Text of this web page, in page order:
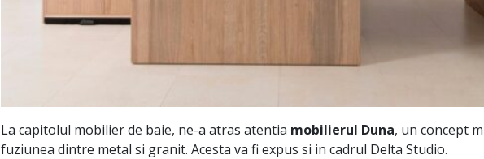
La capitolul mobilier de baie, ne-a atras atentia mobilierul Duna, un concept
fuziunea dintre metal si granit. Acesta va fi expus si in cadrul Delta Studio.